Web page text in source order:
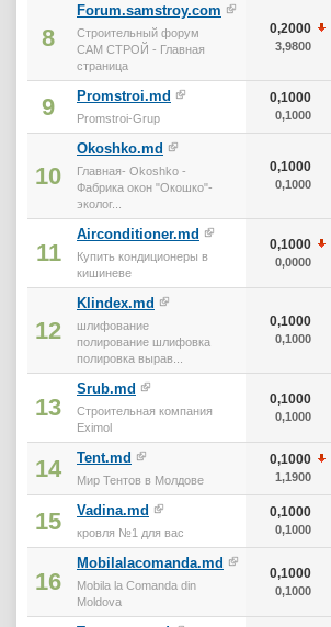
8
Forum.samstroy.com
Строительный форум
САМ СТРОЙ - Главная
страница
0,2000
3,9800
9 Promstroi.md
Promstroi-Grup
0,1000
0,1000
10
Okoshko.md
Главная- Okoshko -
Фабрика окон "Окошко"-
эколог...
0,1000
0,1000
11
Airconditioner.md
Купить кондиционеры в
кишиневе
0,1000
0,0000
12
Klindex.md
шлифование
полирование шлифовка
полировка вырав...
0,1000
0,1000
13
Srub.md
Строительная компания
Eximol
0,1000
0,1000
14 Tent.md
Мир Тентов в Молдове
0,1000
1,1900
15 Vadina.md
кровля №1 для вас
0,1000
0,1000
16
Mobilalacomanda.md
Mobila la Comanda din
Moldova
0,1000
0,1000